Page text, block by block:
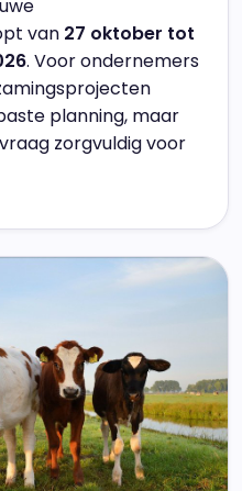
van 27 oktober tot
. Voor ondernemers
planning, maar
zorgvuldig voor